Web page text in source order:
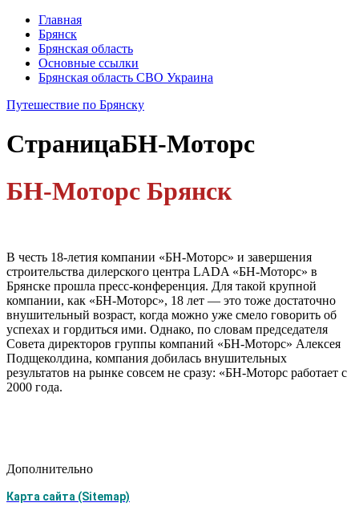
Главная
Брянск
Брянская область
Основные ссылки
Брянская область СВО Украина
Путешествие по Брянску
СтраницаБН-Моторс
БН-Моторс Брянск
В честь 18-летия компании «БН-Моторс» и завершения
строительства дилерского центра LADA «БН-Моторс» в
Брянске прошла пресс-конференция. Для такой крупной
компании, как «БН-Моторс», 18 лет — это тоже достаточно
внушительный возраст, когда можно уже смело говорить об
успехах и гордиться ими. Однако, по словам председателя
Совета директоров группы компаний «БН-Моторс» Алексея
Подщеколдина, компания добилась внушительных
результатов на рынке совсем не сразу: «БН-Моторс работает с
2000 года.
Дополнительно
Карта сайта (Sitemap)